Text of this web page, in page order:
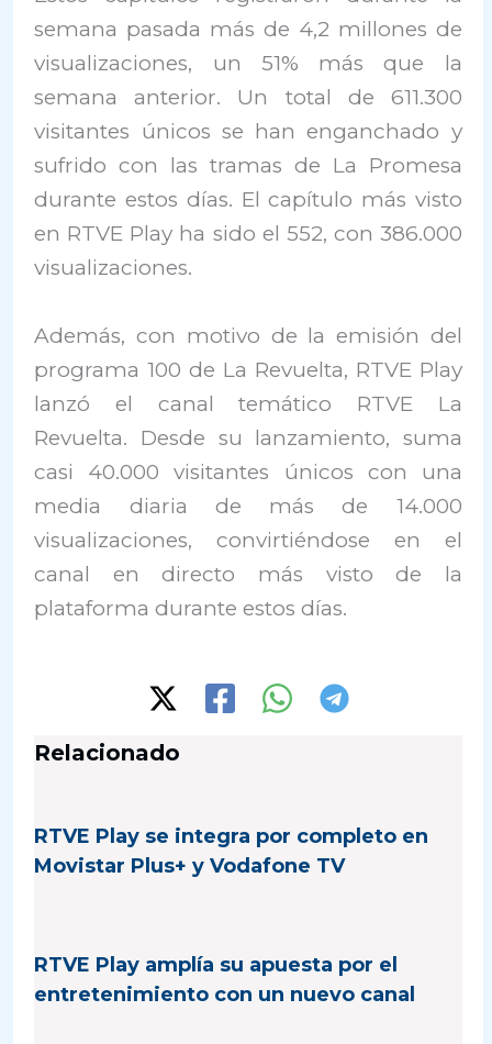
semana pasada más de 4,2 millones de
visualizaciones, un 51% más que la
semana anterior. Un total de 611.300
visitantes únicos se han enganchado y
sufrido con las tramas de La Promesa
durante estos días. El capítulo más visto
en RTVE Play ha sido el 552, con 386.000
visualizaciones.
Además, con motivo de la emisión del
programa 100 de La Revuelta, RTVE Play
lanzó el canal temático RTVE La
Revuelta. Desde su lanzamiento, suma
casi 40.000 visitantes únicos con una
media diaria de más de 14.000
visualizaciones, convirtiéndose en el
canal en directo más visto de la
plataforma durante estos días.
Relacionado
RTVE Play se integra por completo en
Movistar Plus+ y Vodafone TV
RTVE Play amplía su apuesta por el
entretenimiento con un nuevo canal